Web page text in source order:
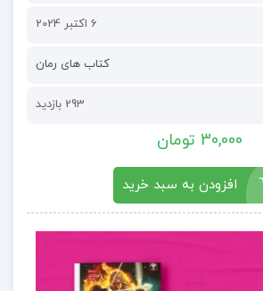
6 اکتبر 2024
کتاب های رمان
293 بازدید
30,000 تومان
افزودن به سبد خرید